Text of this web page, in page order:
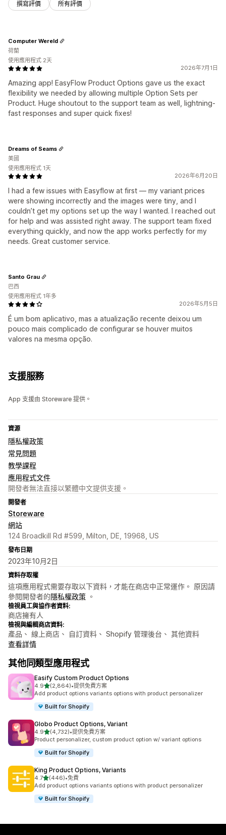
撰寫評價 所有評價
2026年7月1日
Amazing app! EasyFlow Product Options gave us the exact
flexibility we needed by allowing multiple Option Sets per
Product. Huge shoutout to the support team as well, lightning-
fast responses and super quick fixes!
Computer Wereld
荷蘭
使用應用程式 2天
2026年6月20日
I had a few issues with Easyflow at first — my variant prices
were showing incorrectly and the images were tiny, and I
couldn’t get my options set up the way I wanted. I reached out
for help and was assisted right away. The support team fixed
everything quickly, and now the app works perfectly for my
needs. Great customer service.
Dreams of Seams
美國
使用應用程式 1天
2026年5月5日
É um bom aplicativo, mas a atualização recente deixou um
pouco mais complicado de configurar se houver muitos
valores na mesma opção.
Santo Grau
巴西
使用應用程式 1年多
支援服務
App 支援由 Storeware 提供。
資源
隱私權政策
常見問題
教學課程
應用程式文件
開發者無法直接以繁體中文提供支援。
開發者
Storeware
網站
124 Broadkill Rd #599, Milton, DE, 19968, US
發布日期
2023年10月2日
資料存取權
這項應用程式需要存取以下資料，才能在商店中正常運作。 原因請
參閱開發者的隱私權政策 。
檢視員工與協作者資料:
商店擁有人
檢視與編輯商店資料:
產品、 線上商店、 自訂資料、 Shopify 管理後台、 其他資料
查看詳情
其他同類型應用程式
Easify Custom Product Options
4.9滿分 5 顆星
(2,864)
共有 2864 則評價
•提供免費方案
Add product options variants options with product personalizer
Built for Shopify
Globo Product Options, Variant
4.9滿分 5 顆星
(4,732)
共有 4732 則評價
•提供免費方案
Product personalizer, custom product option w/ variant options
Built for Shopify
King Product Options, Variants
4.7滿分 5 顆星
(446)
共有 446 則評價
•免費
Add product options variants options with product personalizer
Built for Shopify